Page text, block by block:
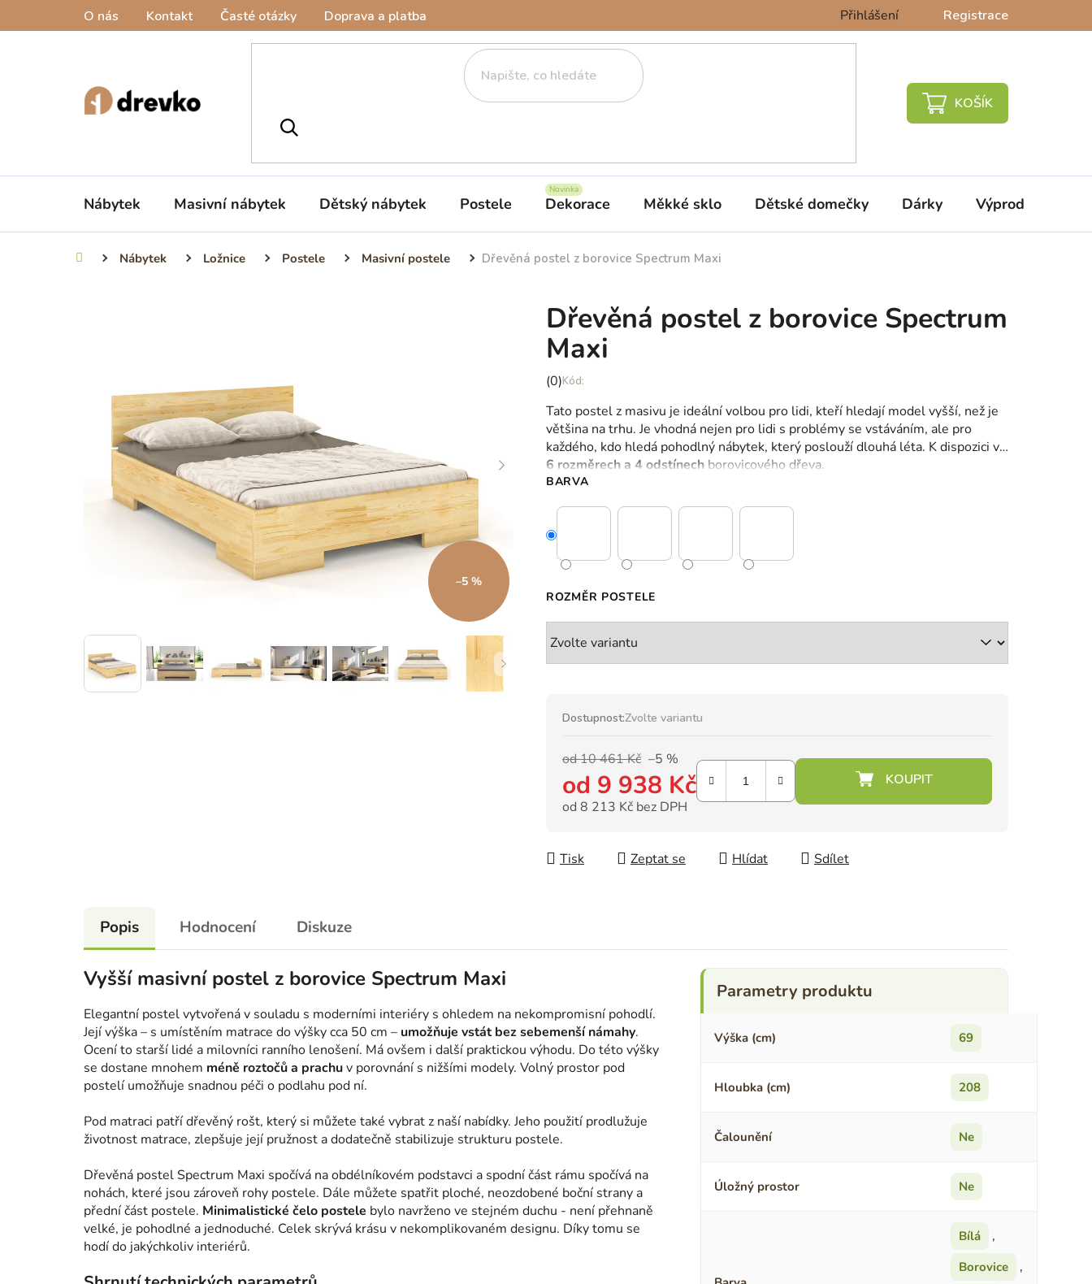
O nás Kontakt Časté otázky Doprava a platba Přihlášení Registrace
NÁKUPNÍ
Nábytek Masivní nábytek Dětský nábytek Postele Dekorace Měkké sklo Dětské domečky Dárky Výprodej %
Domů Nábytek Ložnice Postele Masivní postele Dřevěná postel z borovice Spectrum Maxi
Dřevěná postel z borovice Spectrum
Maxi
Průměrné
produktu
je
0,0
z
5
hvězdiček.
(0)
Tato postel z masivu je ideální volbou pro lidi, kteří hledají model vyšší, než je
většina na trhu. Je vhodná nejen pro lidi s problémy se vstáváním, ale pro
každého, kdo hledá pohodlný nábytek, který poslouží dlouhá léta. K dispozici v
6 rozměrech a 4 odstínech borovicového dřeva.
BARVA
ROZMĚR POSTELE
Dostupnost:Zvolte variantu
od 10 461 Kč –5 %
od 9 938 Kč
od 8 213 Kč bez DPH
Tisk
Zeptat se Hlídat Sdílet
–5 %
Popis Hodnocení Diskuze
Vyšší masivní postel z borovice Spectrum Maxi
Elegantní postel vytvořená v souladu s moderními interiéry s ohledem na nekompromisní pohodlí.
Její výška – s umístěním matrace do výšky cca 50 cm – umožňuje vstát bez sebemenší námahy.
Ocení to starší lidé a milovníci ranního lenošení. Má ovšem i další praktickou výhodu. Do této výšky
se dostane mnohem méně roztočů a prachuv porovnání s nižšími modely. Volný prostor pod
postelí umožňuje snadnou péči o podlahu pod ní.
Pod matraci patří dřevěný rošt, který si můžete také vybrat z naší nabídky. Jeho použití prodlužuje
životnost matrace, zlepšuje její pružnost a dodatečně stabilizuje strukturu postele.
Dřevěná postel Spectrum Maxi spočívá na obdélníkovém podstavci a spodní část rámu spočívá na
nohách, které jsou zároveň rohy postele. Dále můžete spatřit ploché, neozdobené boční strany a
přední část postele. Minimalistické čelo postele bylo navrženo ve stejném duchu - není přehnaně
velké, je pohodlné a jednoduché. Celek skrývá krásu v nekomplikovaném designu. Díky tomu se
hodí do jakýchkoliv interiérů.
Výška (cm) 69
Hloubka (cm) 208
Čalounění Ne
Úložný prostor Ne
Bílá
,
Borovice
,